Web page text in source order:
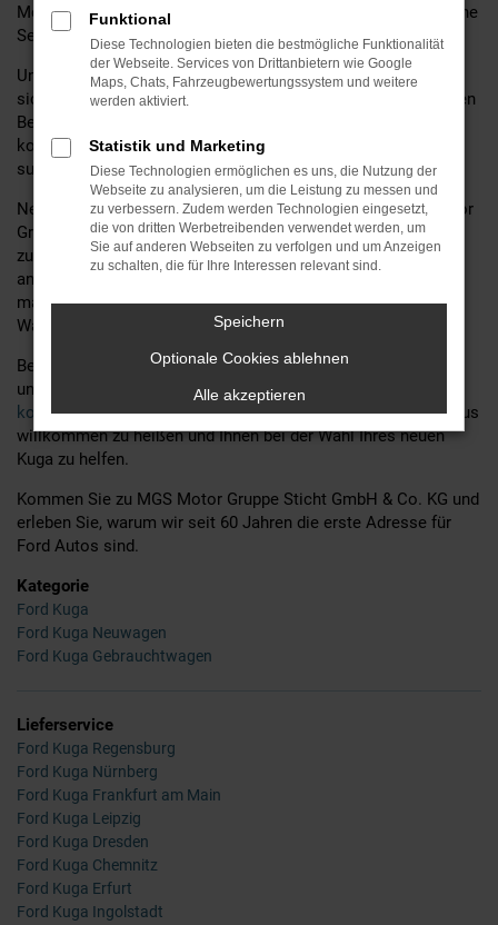
Modellen, sondern auch erstklassige Beratung und zusätzliche
Services.
Unser erfahrenes Team steht Ihnen zur Seite, um
sicherzustellen, dass Sie das ideale Fahrzeug finden, das Ihren
Bedürfnissen und Wünschen entspricht. Egal, ob Sie ein
kompaktes Stadtfahrzeug oder ein geräumiges Familienauto
suchen – wir haben das passende Modell für Sie.
Neben einer umfassenden Beratung bieten wir bei MGS Motor
Gruppe Sticht GmbH & Co. KG auch eine Vielzahl von
zusätzlichen Services an, um Ihr Ford Fahrerlebnis noch
angenehmer zu gestalten. Dazu gehören unter anderem
maßgeschneiderte Finanzierungsangebote, professionelle
Wartungsdienste und attraktive Leasingoptionen.
Besuchen Sie uns noch heute und entdecken Sie die Vielfalt
und Qualität unserer Ford Fahrzeuge.Unser freundliches und
kompetentes Teamfreut sich darauf, Sie in unserem Autohaus
willkommen zu heißen und Ihnen bei der Wahl Ihres neuen
Kuga zu helfen.
Kommen Sie zu MGS Motor Gruppe Sticht GmbH & Co. KG und
erleben Sie, warum wir seit 60 Jahren die erste Adresse für
Ford Autos sind.
Kategorie
Ford Kuga
Ford Kuga Neuwagen
Ford Kuga Gebrauchtwagen
Lieferservice
Ford Kuga Regensburg
Ford Kuga Nürnberg
Ford Kuga Frankfurt am Main
Ford Kuga Leipzig
Ford Kuga Dresden
Ford Kuga Chemnitz
Ford Kuga Erfurt
Ford Kuga Ingolstadt
Funktional
Diese Technologien bieten die bestmögliche Funktionalität
der Webseite. Services von Drittanbietern wie Google
Maps, Chats, Fahrzeugbewertungssystem und weitere
werden aktiviert.
Statistik und Marketing
Diese Technologien ermöglichen es uns, die Nutzung der
Webseite zu analysieren, um die Leistung zu messen und
zu verbessern. Zudem werden Technologien eingesetzt,
die von dritten Werbetreibenden verwendet werden, um
Sie auf anderen Webseiten zu verfolgen und um Anzeigen
zu schalten, die für Ihre Interessen relevant sind.
Speichern
Optionale Cookies ablehnen
Alle akzeptieren